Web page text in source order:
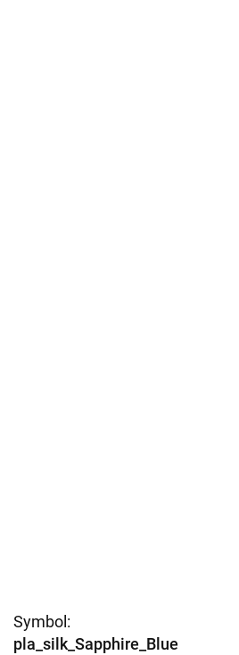
Symbol:
pla_silk_Sapphire_Blue